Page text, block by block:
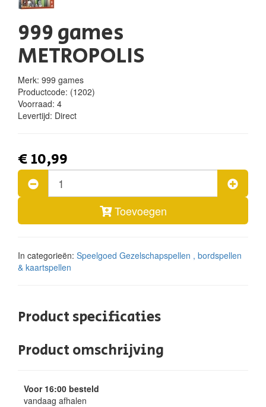
999 games
METROPOLIS
Merk: 999 games
Productcode: (1202)
Voorraad: 4
Levertijd: Direct
€ 10,99
Toevoegen
In categorieën: Speelgoed Gezelschapspellen , bordspellen
& kaartspellen
Product specificaties
Product omschrijving
Voor 16:00 besteld
vandaag afhalen